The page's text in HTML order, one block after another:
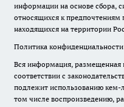
информации на основе сбора,
относящихся к предпочтениям
находящихся на территории
Политика
Вся информация, размещенная
соответствии с
подлежит использованию
том числе воспроизведению,